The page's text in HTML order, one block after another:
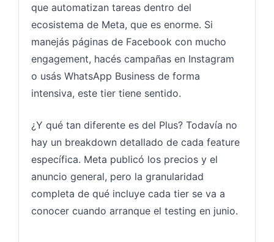
que automatizan tareas dentro del
ecosistema de Meta, que es enorme. Si
manejás páginas de Facebook con mucho
engagement, hacés campañas en Instagram
o usás WhatsApp Business de forma
intensiva, este tier tiene sentido.
¿Y qué tan diferente es del Plus? Todavía no
hay un breakdown detallado de cada feature
específica. Meta publicó los precios y el
anuncio general, pero la granularidad
completa de qué incluye cada tier se va a
conocer cuando arranque el testing en junio.